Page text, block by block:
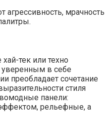
агрессивность, мрачность
тек или техно
в себе
преобладает сочетание
стиля
панели:
рельефные, а